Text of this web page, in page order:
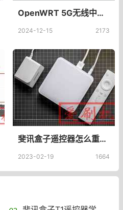
OpenWRT 5G无线中继信号“无线未开启或未关联”问题
2024-12-15 2173
斐讯盒子遥控器怎么重新配对？斐讯遥控器如何重新配对？
2023-02-19 1664